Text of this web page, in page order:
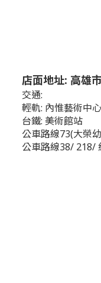
店面地址: 高雄
交通:
輕軌: 內惟藝術中
台鐵: 美術館站
公車路線73(大榮
公車路線38/ 218/